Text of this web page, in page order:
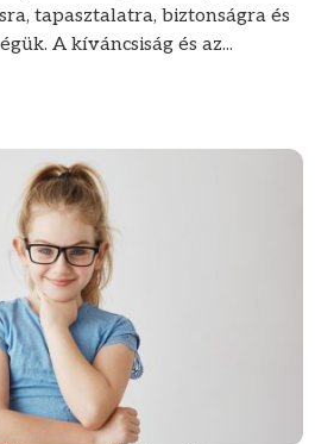
tapasztalatra, biztonságra és
A kíváncsiság és az...